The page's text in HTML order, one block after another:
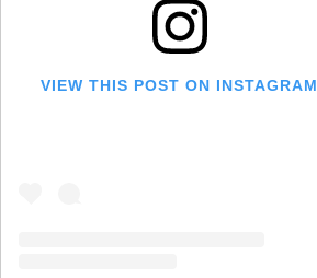
VIEW THIS POST ON INSTAGRAM